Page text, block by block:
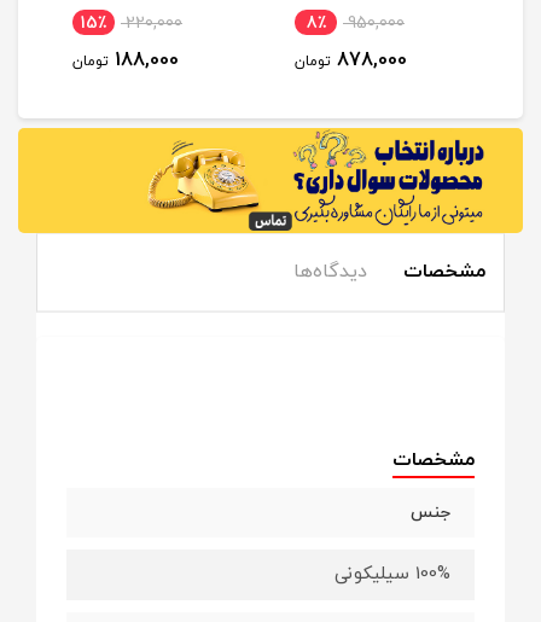
950,000 8٪
878,000 تومان
220,000 15٪
188,000 تومان
مشخصات دیدگاه‌ها
مشخصات
جنس
100% سیلیکونی